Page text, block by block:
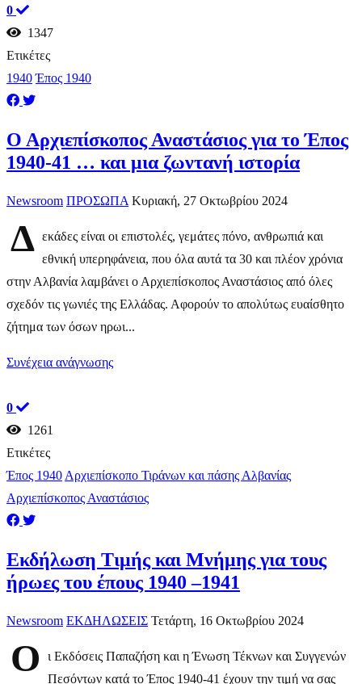
0
1347
Ετικέτες
1940 Έπος 1940
Ο Αρχιεπίσκοπος Αναστάσιος για το Έπος
1940-41 … και μια ζωντανή ιστορία
Newsroom ΠΡΟΣΩΠΑ Κυριακή, 27 Οκτωβρίου 2024
Δ εκάδες είναι οι επιστολές, γεμάτες πόνο, ανθρωπιά και
εθνική υπερηφάνεια, που όλα αυτά τα 30 και πλέον χρόνια
στην Αλβανία λαμβάνει ο Αρχιεπίσκοπος Αναστάσιος από όλες
σχεδόν τις γωνιές της Ελλάδας. Αφορούν το απολύτως ευαίσθητο
ζήτημα των όσων ηρωι...
Συνέχεια ανάγνωσης
0
1261
Ετικέτες
Έπος 1940 Αρχιεπίσκοπο Τιράνων και πάσης Αλβανίας
Αρχιεπίσκοπος Αναστάσιος
Εκδήλωση Τιμής και Μνήμης για τους
ήρωες του έπους 1940 –1941
Newsroom ΕΚΔΗΛΩΣΕΙΣ Τετάρτη, 16 Οκτωβρίου 2024
Ο
ι Εκδόσεις Παπαζήση και η Ένωση Τέκνων και Συγγενών
Πεσόντων κατά το Έπος 1940-41 έχουν την τιμή να σας